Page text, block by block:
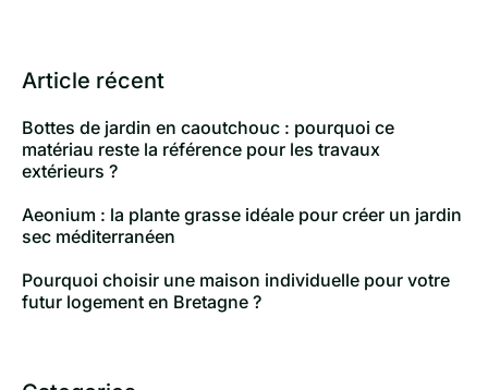
Article récent
Bottes de jardin en caoutchouc : pourquoi ce
matériau reste la référence pour les travaux
extérieurs ?
Aeonium : la plante grasse idéale pour créer un jardin
sec méditerranéen
Pourquoi choisir une maison individuelle pour votre
futur logement en Bretagne ?